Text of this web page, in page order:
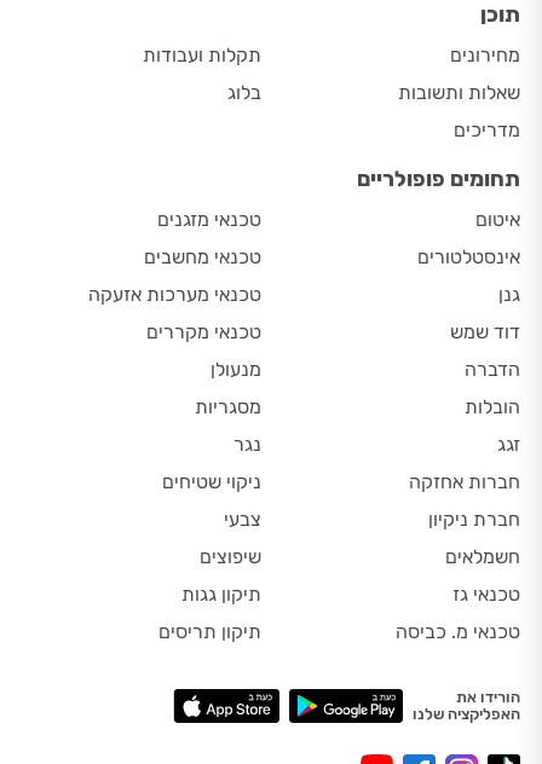
תוכן
מחירונים
שאלות ותשובות
מדריכים
תקלות ועבודות
בלוג
תחומים פופולריים
איטום
אינסטלטורים
גנן
דוד שמש
הדברה
הובלות
זגג
חברות אחזקה
חברת ניקיון
חשמלאים
טכנאי גז
טכנאי מ. כביסה
טכנאי מזגנים
טכנאי מחשבים
טכנאי מערכות אזעקה
טכנאי מקררים
מנעולן
מסגריות
נגר
ניקוי שטיחים
צבעי
שיפוצים
תיקון גגות
תיקון תריסים
הורידו את
האפליקציה שלנו